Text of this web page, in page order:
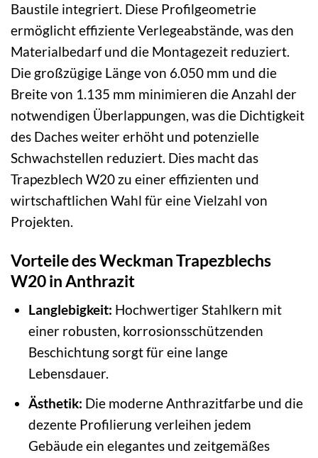
Baustile integriert. Diese Profilgeometrie
ermöglicht effiziente Verlegeabstände, was den
Materialbedarf und die Montagezeit reduziert.
Die großzügige Länge von 6.050 mm und die
Breite von 1.135 mm minimieren die Anzahl der
notwendigen Überlappungen, was die Dichtigkeit
des Daches weiter erhöht und potenzielle
Schwachstellen reduziert. Dies macht das
Trapezblech W20 zu einer effizienten und
wirtschaftlichen Wahl für eine Vielzahl von
Projekten.
Vorteile des Weckman Trapezblechs
W20 in Anthrazit
Langlebigkeit: Hochwertiger Stahlkern mit
einer robusten, korrosionsschützenden
Beschichtung sorgt für eine lange
Lebensdauer.
Ästhetik: Die moderne Anthrazitfarbe und die
dezente Profilierung verleihen jedem
Gebäude ein elegantes und zeitgemäßes